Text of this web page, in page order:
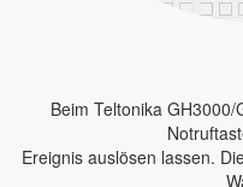
Beim Teltonika
Ereignis auslösen lassen.